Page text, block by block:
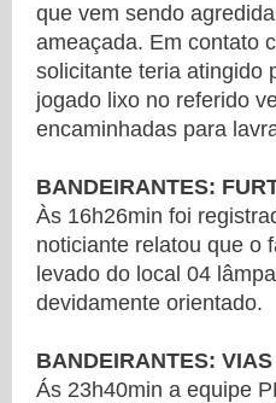
que vem sendo
ameaçada. Em contato
solicitante teria atingido
jogado lixo no referido
encaminhadas para
BANDEIRANTES:
Às 16h26min foi
noticiante relatou que o
levado do local 04
devidamente orientado.
BANDEIRANTES:
Ás 23h40min a equipe